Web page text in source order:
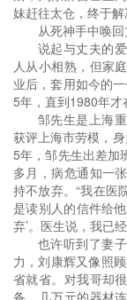
妹赶往太仓，终于
从死神手中唤
说起与丈夫的
人从小相熟，但家
业后，套用如今的
5年，直到1980年才
邹先生是上海
获评上海市劳模，
5年，邹先生出差加
多月，病危通知一
持不放弃。“我在医
是读别人的信件给
弃’。医生说，我已
也许听到了妻
力，刘康辉又像照
省就省。对我哥却
备，几万元的器材